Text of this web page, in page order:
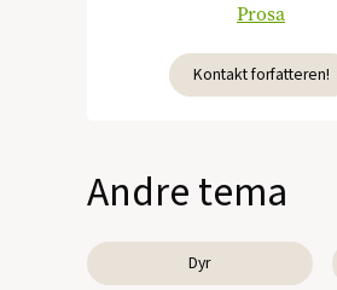
Prosa
Kontakt forfatteren!
Andre tema
Dyr